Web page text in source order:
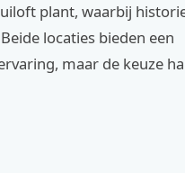
plant, waarbij
locaties bieden een
maar de keuze